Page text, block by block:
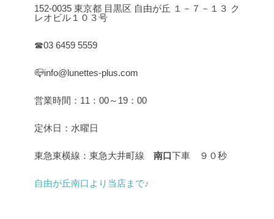
152-0035 東京都 目黒区 自由が丘 １－７－１３ ク
レオビル１０３号
☎03 6459 5559
📪info@lunettes-plus.com
営業時間：11：00～19：00
定休日：水曜日
東急東横線：東急大井町線 南口下車 ９０秒
自由が丘南口より当店まで♪